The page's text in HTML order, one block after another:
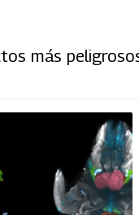
más